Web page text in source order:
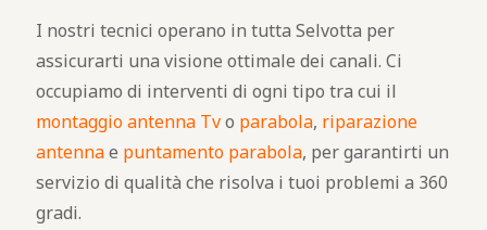
I nostri tecnici operano in tutta Selvotta per
assicurarti una visione ottimale dei canali. Ci
occupiamo di interventi di ogni tipo tra cui il
montaggio antenna Tvo parabola, riparazione
antennae puntamento parabola, per garantirti un
servizio di qualità che risolva i tuoi problemi a 360
gradi.